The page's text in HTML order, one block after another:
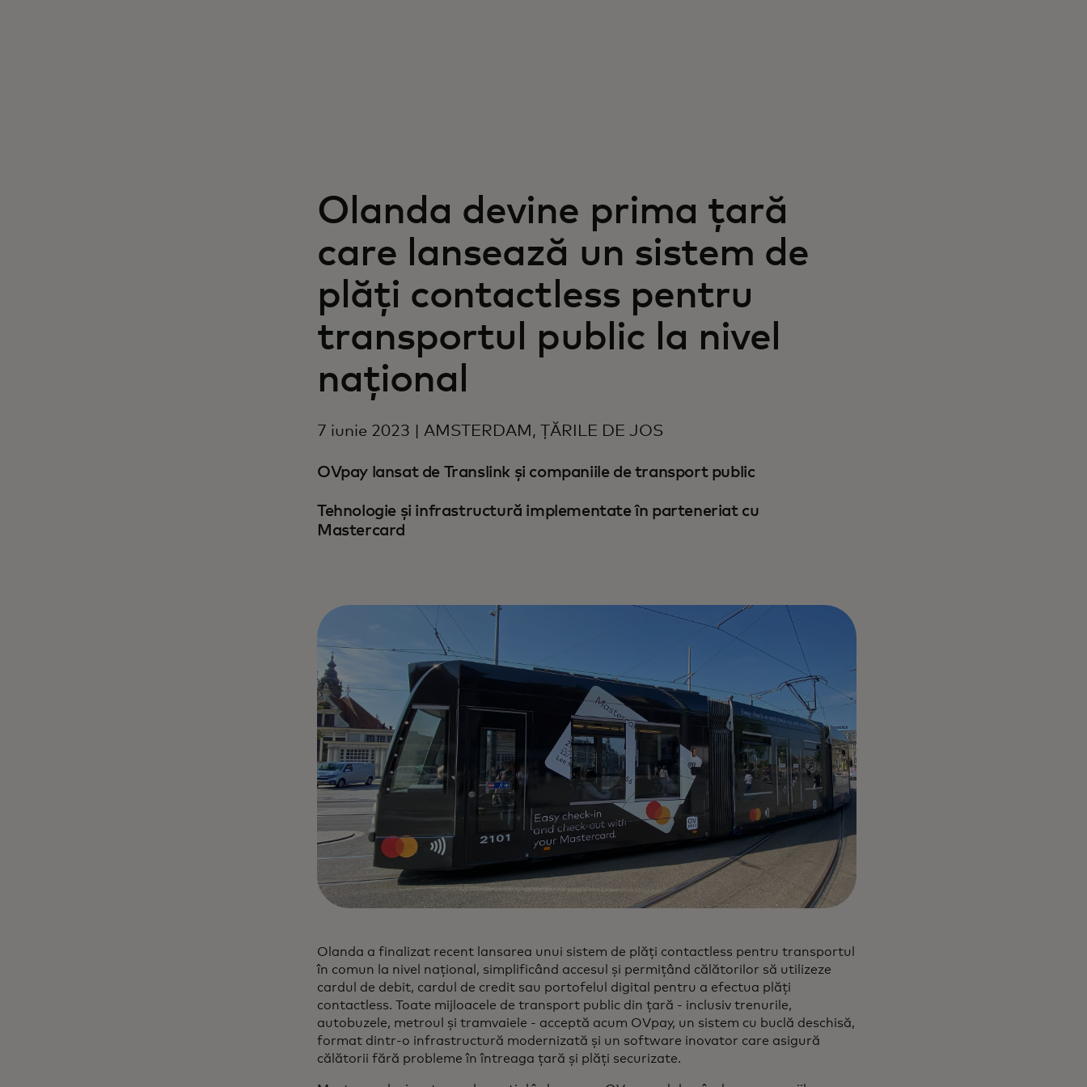
Olanda devine prima țară
care lansează un sistem de
plăți contactless pentru
transportul public la nivel
național
7 iunie 2023 | AMSTERDAM, ȚĂRILE DE JOS
OVpay lansat de Translink și companiile de transport public
Tehnologie și infrastructură implementate în parteneriat cu
Mastercard
Olanda a finalizat recent lansarea unui sistem de plăți contactless pentru transportul
în comun la nivel național, simplificând accesul și permițând călătorilor să utilizeze
cardul de debit, cardul de credit sau portofelul digital pentru a efectua plăți
contactless. Toate mijloacele de transport public din țară - inclusiv trenurile,
autobuzele, metroul și tramvaiele - acceptă acum OVpay, un sistem cu buclă deschisă,
format dintr-o infrastructură modernizată și un software inovator care asigură
călătorii fără probleme în întreaga țară și plăți securizate.